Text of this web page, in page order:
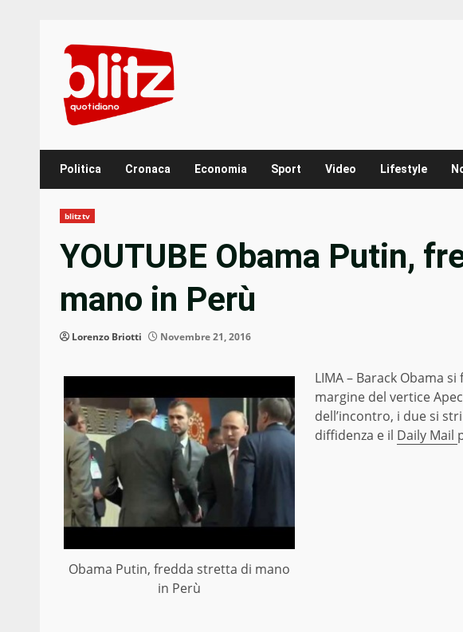
content
Politica Cronaca Economia Sport Video Lifestyle
blitztv
YOUTUBE Obama Putin,
mano in Perù
Lorenzo Briotti Novembre 21, 2016
Obama Putin, fredda stretta di mano
in Perù
LIMA – Barack Obama
margine del vertice
dell’incontro, i due si
diffidenza e il Daily Mail